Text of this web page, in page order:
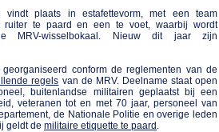
vindt plaats in estafettevorm, met een team
ruiter te paard en een te voet, waarbij wordt
MRV-wisselbokaal. Nieuw dit jaar zijn
georganiseerd conform de reglementen van de
regels van de MRV. Deelname staat open
buitenlandse militairen geplaatst bij een
veteranen tot en met 70 jaar, personeel van
de Nationale Politie en overige leden
geldtde militaire etiquette te paard .